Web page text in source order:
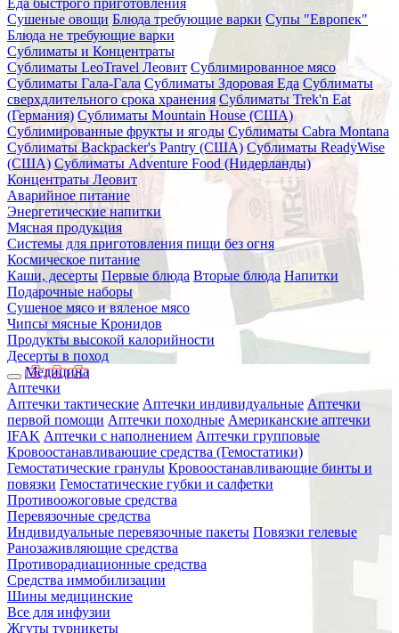
Еда быстрого приготовления
Сушеные овощи Блюда требующие варки Супы "Европек"
Блюда не требующие варки
Сублиматы и Концентраты
Сублиматы LeoTravel Леовит Сублимированное мясо
Сублиматы Гала-Гала Сублиматы Здоровая Еда Сублиматы
сверхдлительного срока хранения Сублиматы Trek'n Eat
(Германия) Сублиматы Mountain House (США)
Сублимированные фрукты и ягоды Сублиматы Cabra Montana
Сублиматы Backpacker's Pantry (США) Сублиматы ReadyWise
(США) Сублиматы Adventure Food (Нидерланды)
Концентраты Леовит
Аварийное питание
Энергетические напитки
Мясная продукция
Системы для приготовления пищи без огня
Космическое питание
Каши, десерты Первые блюда Вторые блюда Напитки
Подарочные наборы
Сушеное мясо и вяленое мясо
Чипсы мясные Кронидов
Продукты высокой калорийности
Десерты в поход
Медицина
Аптечки
Аптечки тактические Аптечки индивидуальные Аптечки
первой помощи Аптечки походные Американские аптечки
IFAK Аптечки с наполнением Аптечки групповые
Кровоостанавливающие средства (Гемостатики)
Гемостатические гранулы Кровоостанавливающие бинты и
повязки Гемостатические губки и салфетки
Противоожоговые средства
Перевязочные средства
Индивидуальные перевязочные пакеты Повязки гелевые
Ранозаживляющие средства
Противорадиационные средства
Средства иммобилизации
Шины медицинские
Все для инфузии
Жгуты турникеты